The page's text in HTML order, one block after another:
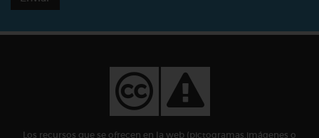
Los recursos que se ofrecen en la web (pictogramas,imágenes o